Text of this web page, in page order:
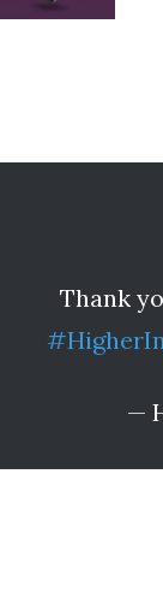
Thank
—